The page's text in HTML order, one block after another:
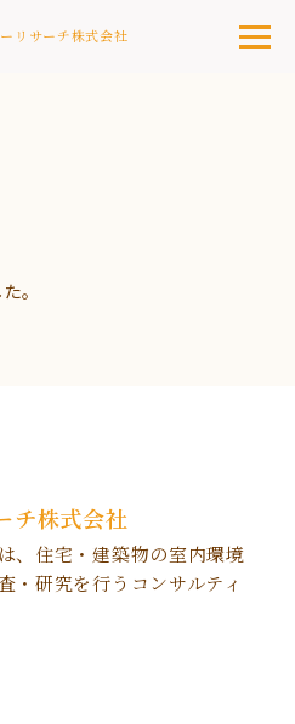
リサーチ株式会社
。
チ株式会社
、住宅・建築物の室内環境
・研究を行うコンサルティ